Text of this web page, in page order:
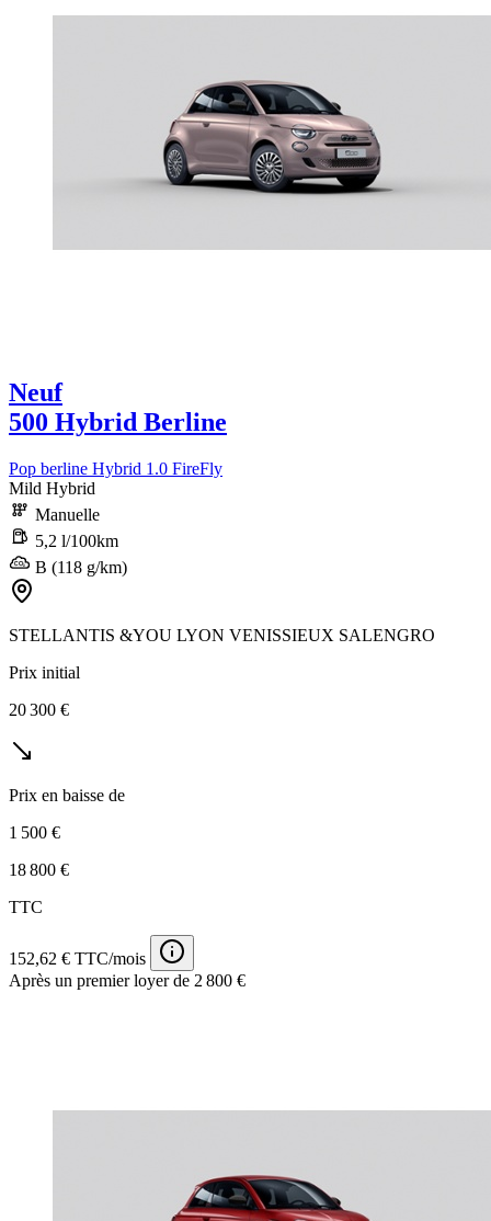
Neuf
500 Hybrid Berline
Pop berline Hybrid 1.0 FireFly
Mild Hybrid
Manuelle
5,2 l/100km
B (118 g/km)
STELLANTIS &YOU LYON VENISSIEUX SALENGRO
Prix initial
20 300 €
Prix en baisse de
1 500 €
18 800 €
TTC
152,62 € TTC/mois
Après un premier loyer de 2 800 €